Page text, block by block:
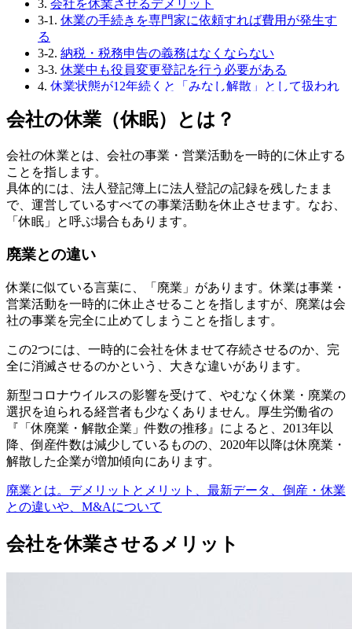
3. 会社を休業させるデメリット
3-1. 休業の手続きを専門家に依頼すれば費用が発生す
る
3-2. 納税・税務申告の義務はなくならない
3-3. 休業中も役員変更登記を行う必要がある
4. 休業状態が12年続くと「みなし解散」として扱われ
5.会社を休業させる手続きの流れ
5-2.②各種書類を作成・提出する
5-3. (1)異動届出書（税務署提出分）
5-4.(2)給与支払事務所の開設・移転・廃止届出書
5-5. (3)異動届出書（都道府県税事務所提出分）
5-6.(4)異動届出書（市区町村役場提出分）
5-8.(6)雇用保険適用事業所廃止届、資格喪失届
格喪失届
5-10.③書類が受理され次第、休眠状態となる
6.会社の休業にかかる費用
7-1.①事前確認
7-2.会社が登記上存続しているか
7-4.事業の再開によって収益を得られるか
7-5.②異動届出書を作成・提出する
7-6.③休業中の会計処理・確定申告を行う
7-7.④青色申告を再申請する
8.会社の休業を決断する前に、M&A活用も検討を
8-1.
監修
会社の休業（休眠）とは？
会社の休業とは、会社の事業・営業活動を一時的に休止する
ことを指します。
具体的には、法人登記簿上に法人登記の記録を残したまま
で、運営しているすべての事業活動を休止させます。なお、
「休眠」と呼ぶ場合もあります。
廃業との違い
休業に似ている言葉に、「廃業」があります。休業は事業・
営業活動を一時的に休止させることを指しますが、廃業は会
社の事業を完全に止めてしまうことを指します。
この2つには、一時的に会社を休ませて存続させるのか、完
全に消滅させるのかという、大きな違いがあります。
新型コロナウイルスの影響を受けて、やむなく休業・廃業の
選択を迫られる経営者も少なくありません。厚生労働省の
『「休廃業・解散企業」件数の推移』によると、2013年以
降、倒産件数は減少しているものの、2020年以降は休廃業・
解散した企業が増加傾向にあります。
廃業とは。デメリットとメリット、最新データ、倒産・休業
との違いや、M&Aについて
会社を休業させるメリット